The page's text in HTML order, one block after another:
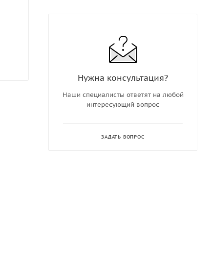
Нужна консультация?
Наши специалисты ответят на любой
интересующий вопрос
ЗАДАТЬ ВОПРОС